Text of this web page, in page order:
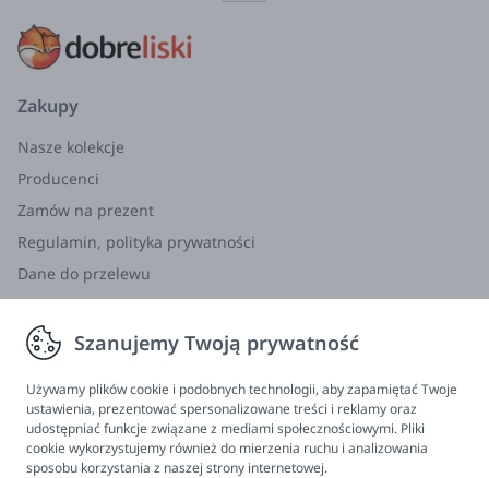
Zakupy
Nasze kolekcje
Producenci
Zamów na prezent
Regulamin, polityka prywatności
Dane do przelewu
Zwroty, wymiana, reklamacja
Informacje
Program lojalnościowy
FAQ - najczęściej zadawane pytania
Newsletter
Szanujemy Twoją prywatność
Używamy plików cookie i podobnych technologii, aby zapamiętać Twoje
ustawienia, prezentować spersonalizowane treści i reklamy oraz
udostępniać funkcje związane z mediami społecznościowymi. Pliki
cookie wykorzystujemy również do mierzenia ruchu i analizowania
sposobu korzystania z naszej strony internetowej.